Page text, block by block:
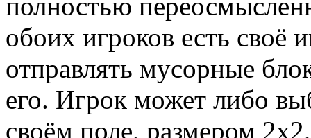
полностью
обоих игроков есть своё
отправлять мусорные
его. Игрок может либо
своём поле, размером